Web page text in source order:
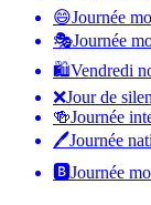
😄Journée
🎭Journée
🛍Vendredi
❌Jour de
🍻Journée
🖊Journée
🅱️Journée